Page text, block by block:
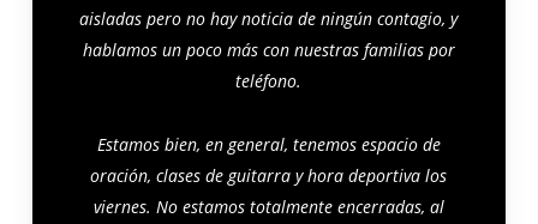
aisladas pero no hay noticia de ningún contagio, y
hablamos un poco más con nuestras familias por
teléfono.
Estamos bien, en general, tenemos espacio de
oración, clases de guitarra y hora deportiva los
viernes. No estamos totalmente encerradas, al